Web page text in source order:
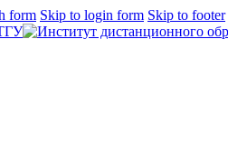
form Skip to login form Skip to footer